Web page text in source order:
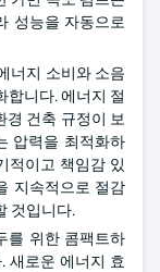
성능을 자동으로
너지 소비와 소음
합니다. 에너지 절
경 건축 규정이 보
압력을 최적화하
적이고 책임감 있
지속적으로 절감
것입니다.
를 위한 콤팩트하
새로운 에너지 효